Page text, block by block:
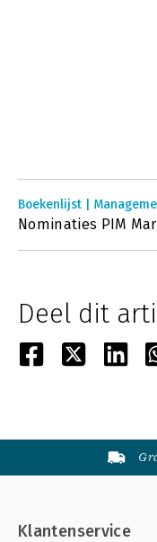
Boekenlijst |
Nominaties PIM
Deel dit
Klantenservice